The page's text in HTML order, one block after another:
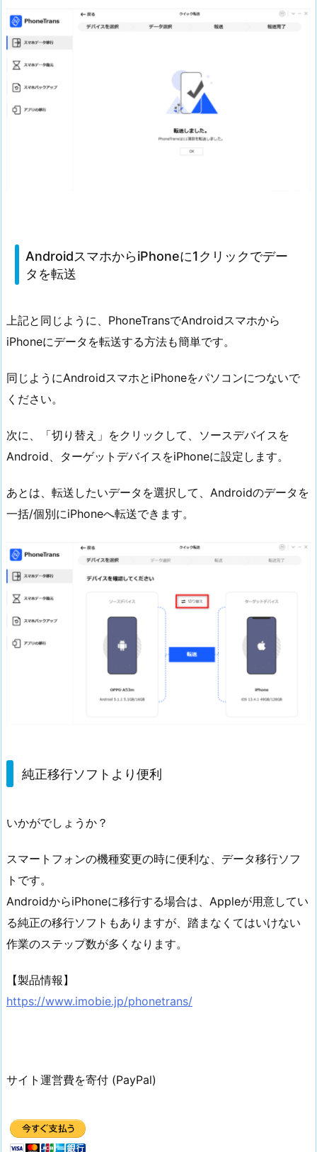
AndroidスマホからiPhoneに1クリックでデー
タを転送
上記と同じように、PhoneTransでAndroidスマホから
iPhoneにデータを転送する方法も簡単です。
同じようにAndroidスマホとiPhoneをパソコンにつないで
ください。
次に、「切り替え」をクリックして、ソースデバイスを
Android、ターゲットデバイスをiPhoneに設定します。
あとは、転送したいデータを選択して、Androidのデータを
一括/個別にiPhoneへ転送できます。
純正移行ソフトより便利
いかがでしょうか？
スマートフォンの機種変更の時に便利な、データ移行ソフ
トです。
AndroidからiPhoneに移行する場合は、Appleが用意してい
る純正の移行ソフトもありますが、踏まなくてはいけない
作業のステップ数が多くなります。
【製品情報】
https://www.imobie.jp/phonetrans/
サイト運営費を寄付 (PayPal)